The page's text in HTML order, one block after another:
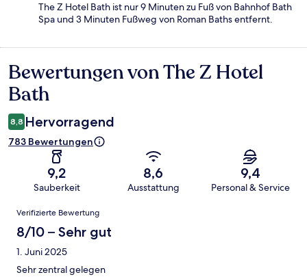
The Z Hotel Bath ist nur 9 Minuten zu Fuß von Bahnhof Bath
Spa und 3 Minuten Fußweg von Roman Baths entfernt.
Bewertungen
Bewertungen von The Z Hotel
Bath
8,8 Hervorragend
783 Bewertungen
9,2
Sauberkeit
8,6
Ausstattung
9,4
Personal & Service
Bewertungen
Verifizierte Bewertung
8/10 – Sehr gut
1. Juni 2025
Sehr zentral gelegen